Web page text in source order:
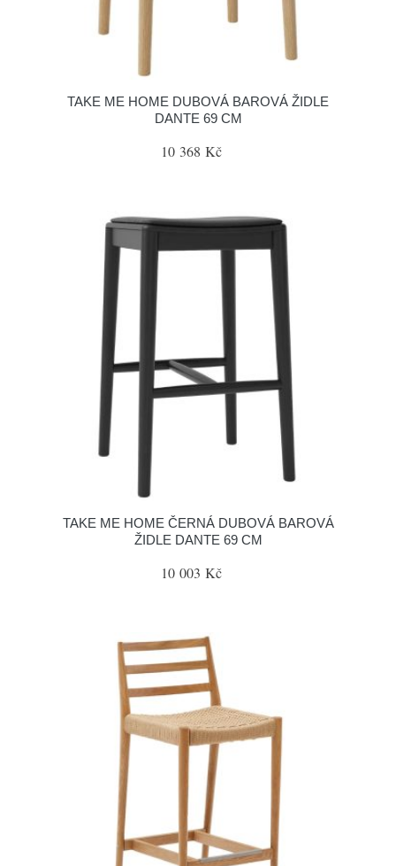
TAKE ME HOME DUBOVÁ BAROVÁ ŽIDLE
DANTE 69 CM
10 368 Kč
TAKE ME HOME ČERNÁ DUBOVÁ BAROVÁ
ŽIDLE DANTE 69 CM
10 003 Kč